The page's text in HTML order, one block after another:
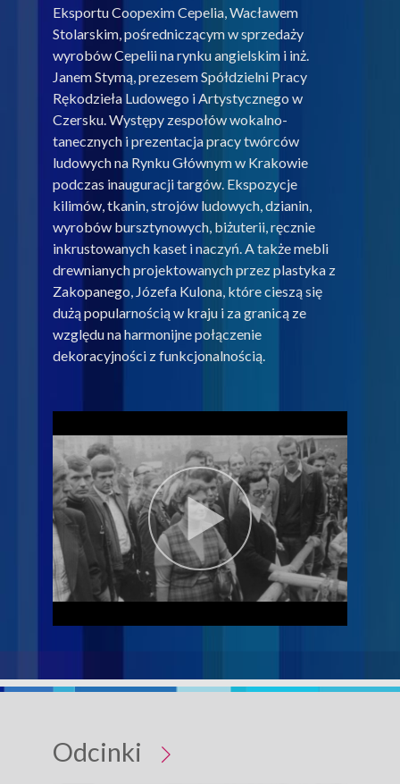
Eksportu Coopexim Cepelia, Wacławem
Stolarskim, pośredniczącym w sprzedaży
wyrobów Cepelii na rynku angielskim i inż.
Janem Stymą, prezesem Spółdzielni Pracy
Rękodzieła Ludowego i Artystycznego w
Czersku. Występy zespołów wokalno-
tanecznych i prezentacja pracy twórców
ludowych na Rynku Głównym w Krakowie
podczas inauguracji targów. Ekspozycje
kilimów, tkanin, strojów ludowych, dzianin,
wyrobów bursztynowych, biżuterii, ręcznie
inkrustowanych kaset i naczyń. A także mebli
drewnianych projektowanych przez plastyka z
Zakopanego, Józefa Kulona, które cieszą się
dużą popularnością w kraju i za granicą ze
względu na harmonijne połączenie
dekoracyjności z funkcjonalnością.
Odcinki